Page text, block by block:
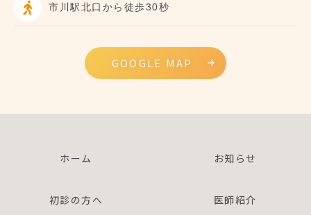
市川駅北口から徒歩30秒
GOOGLE MAP
ホーム お知らせ
初診の方へ 医師紹介